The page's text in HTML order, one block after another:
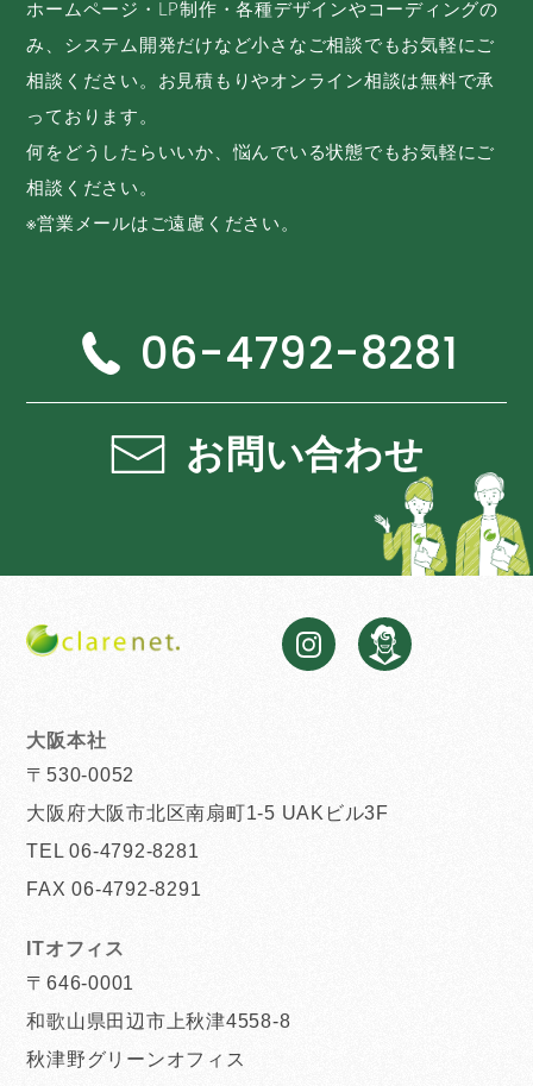
ホームページ・LP制作・各種デザインやコーディングの
み、システム開発だけなど小さなご相談でもお気軽にご
相談ください。お見積もりやオンライン相談は無料で承
っております。
何をどうしたらいいか、悩んでいる状態でもお気軽にご
相談ください。
※営業メールはご遠慮ください。
06-4792-8281
お問い合わせ
大阪本社
〒530-0052
大阪府大阪市北区南扇町1-5 UAKビル3F
TEL 06-4792-8281
FAX 06-4792-8291
ITオフィス
〒646-0001
和歌山県田辺市上秋津4558-8
秋津野グリーンオフィス